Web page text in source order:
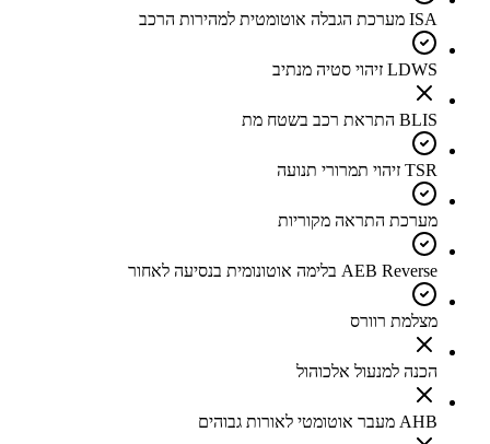
ISA מערכת הגבלה אוטומטית למהירות הרכב
LDWS זיהוי סטיה מנתיב
BLIS התראת רכב בשטח מת
TSR זיהוי תמרורי תנועה
מערכת התראה מקוריות
AEB Reverse בלימה אוטונומית בנסיעה לאחור
מצלמת רוורס
הכנה למנעול אלכוהול
AHB מעבר אוטומטי לאורות גבוהים